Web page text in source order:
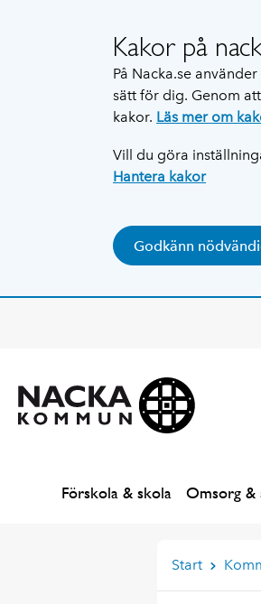
Kakor på
På Nacka.se
sätt för dig. Genom
kakor. Läs mer om
Vill du göra
Hantera kakor
Godkänn
Förskola & skola Omsorg &
Start